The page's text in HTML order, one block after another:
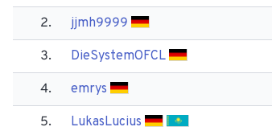
2. jjmh9999
3. Die​SystemOFCL
4. emrys
5. Lukas​Lucius